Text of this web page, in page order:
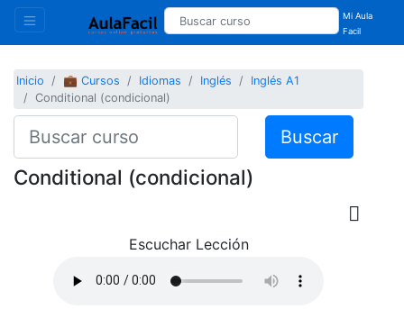
Mi Aula
Facil
Inicio 💼 Cursos Idiomas Inglés
Inglés A1
Conditional (condicional)
Buscar
Conditional (condicional)
Escuchar Lección